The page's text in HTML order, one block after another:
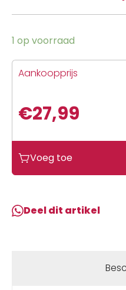
1 op voorraad
Aankoopprijs
€27,99
Cane
Creek
LT
made
Voeg toe
Deel dit artikel